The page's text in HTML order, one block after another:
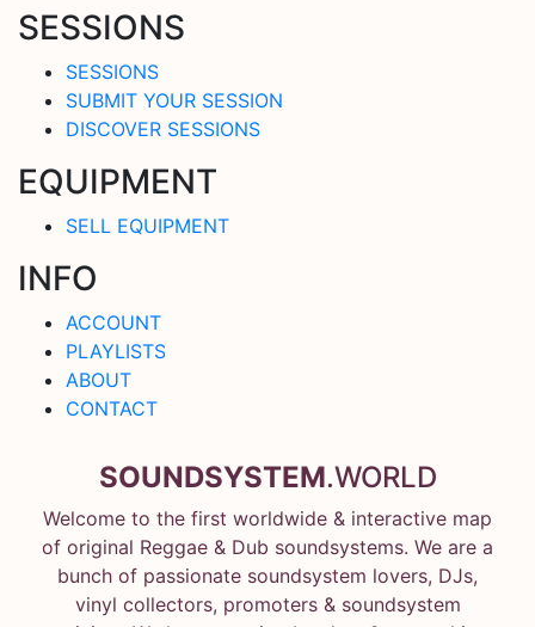
SESSIONS
SESSIONS
SUBMIT YOUR SESSION
DISCOVER SESSIONS
EQUIPMENT
SELL EQUIPMENT
INFO
ACCOUNT
PLAYLISTS
ABOUT
CONTACT
SOUNDSYSTEM.WORLD
Welcome to the first worldwide & interactive map
of original Reggae & Dub soundsystems. We are a
bunch of passionate soundsystem lovers, DJs,
vinyl collectors, promoters & soundsystem